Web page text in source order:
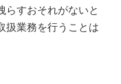
らすおそれがないと
扱業務を行うことは